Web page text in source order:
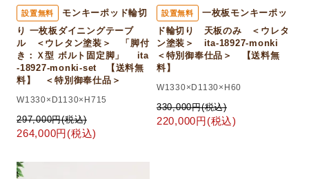
設置無料
モンキーポッド輪切
り 一枚板ダイニングテーブ
ル ＜ウレタン塗装＞ 「脚付
き：Ｘ型 ボルト固定脚」 ita
-18927-monki-set 【送料無
料】 ＜特別御奉仕品＞
W1330×D1130×H715
297,000円(税込)
264,000円(税込)
設置無料
一枚板モンキーポッ
ド輪切り 天板のみ ＜ウレタ
ン塗装＞ ita-18927-monki
＜特別御奉仕品＞ 【送料無
料】
W1330×D1130×H60
330,000円(税込)
220,000円(税込)